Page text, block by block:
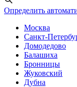
Определить
Москва
Санкт-
Домодедово
Балашиха
Бронницы
Жуковский
Дубна